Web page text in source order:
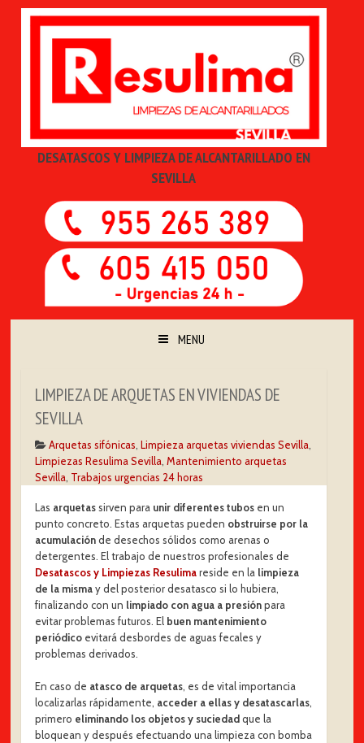
DESATASCOS Y LIMPIEZA DE ALCANTARILLADO EN
SEVILLA
MENU
LIMPIEZA DE ARQUETAS EN VIVIENDAS DE
SEVILLA
Arquetas sifónicas ,Limpieza arquetas viviendas Sevilla
Limpiezas Resulima Sevilla ,Mantenimiento arquetas
Sevilla Trabajos urgencias 24 horas
Las arquetassirven para unir diferentes tubos en un
punto concreto. Estas arquetas pueden obstruirse por la
acumulaciónde desechos sólidos como arenas o
detergentes. El trabajo de nuestros profesionales de
Desatascos y Limpiezas Resulimareside en la limpieza
de la mismay del posterior desatasco si lo hubiera,
finalizando con un limpiado con agua a presiónpara
evitar problemas futuros. El buen mantenimiento
periódico evitará desbordes de aguas fecales y
problemas derivados.
En caso de atasco de arquetas, es de vital importancia
localizarlas rápidamente, acceder a ellas y desatascarlas,
primero eliminando los objetos y suciedadque la
bloquean y después efectuando una limpieza con bomba